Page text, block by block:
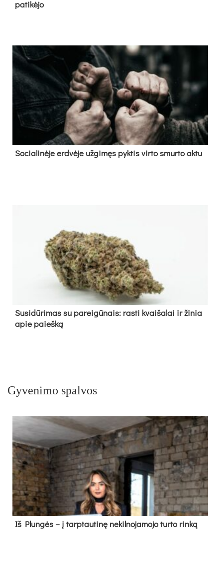
pa­ti­kė­jo
So­cia­li­nė­je erd­vė­je už­gi­męs pyk­tis vir­to smur­to ak­tu
Su­si­dū­ri­mas su pa­rei­gū­nais: ras­ti kvai­ša­lai ir ži­nia
apie paieš­ką
Gyvenimo spalvos
Iš Plungės – į tarptautinę nekilnojamojo turto rinką